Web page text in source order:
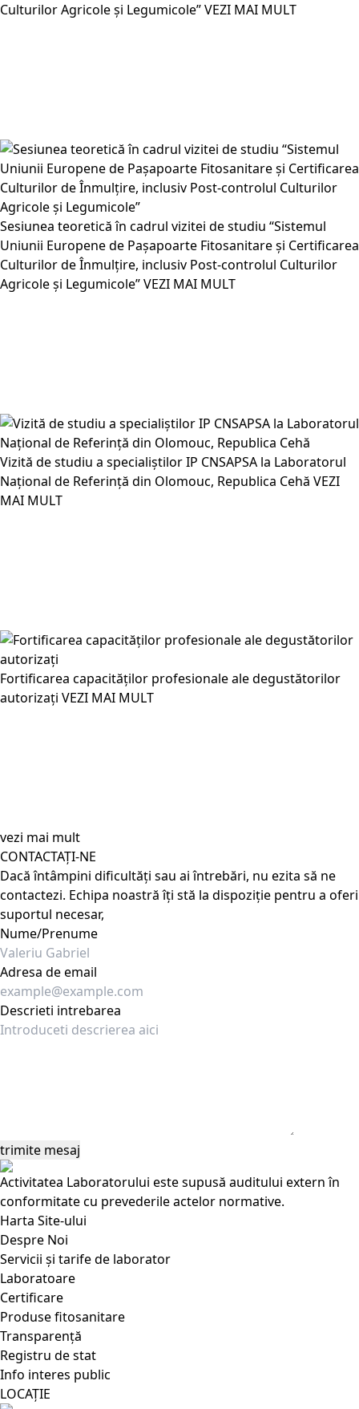
Culturilor Agricole și Legumicole”VEZI MAI MULT
Sesiunea teoretică în cadrul vizitei de studiu “Sistemul
Uniunii Europene de Pașapoarte Fitosanitare și Certificarea
Culturilor de Înmulțire, inclusiv Post-controlul Culturilor
Agricole și Legumicole”VEZI MAI MULT
Vizită de studiu a specialiștilor IP CNSAPSA la Laboratorul
Național de Referință din Olomouc, Republica Cehă VEZI
MAI MULT
Fortificarea capacităților profesionale ale degustătorilor
autorizați VEZI MAI MULT
vezi mai mult
CONTACTAȚI-NE
Dacă întâmpini dificultăți sau ai întrebări, nu ezita să ne
contactezi. Echipa noastră îți stă la dispoziție pentru a oferi
suportul necesar,
Nume/Prenume
Adresa de email
Descrieti intrebarea
Activitatea Laboratorului este supusă auditului extern în
conformitate cu prevederile actelor normative.
Harta Site-ului
Despre Noi
Servicii și tarife de laborator
Laboratoare
Certificare
Produse fitosanitare
Transparență
Registru de stat
Info interes public
LOCAȚIE